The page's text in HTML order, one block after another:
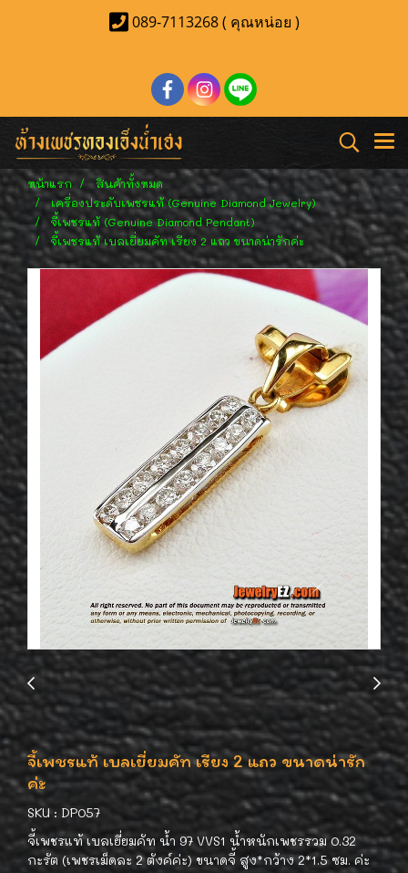
089-7113268 ( คุณหน่อย )
หน้าแรก
สินค้าทั้งหมด
เครื่องประดับเพชรแท้ (Genuine Diamond Jewelry)
จี้เพชรแท้ (Genuine Diamond Pendant)
จี้เพชรแท้ เบลเยี่ยมคัท เรียง 2 แถว ขนาดน่ารักค่ะ
จี้เพชรแท้ เบลเยี่ยมคัท เรียง 2 แถว ขนาดน่ารัก
ค่ะ
SKU : DP057
จี้เพชรแท้ เบลเยี่ยมคัท น้ำ 97 VVS1 น้ำหนักเพชรรวม 0.32
กะรัต (เพชรเม็ดละ 2 ตังค์ค่ะ) ขนาดจี้ สูง*กว้าง 2*1.5 ซม. ค่ะ